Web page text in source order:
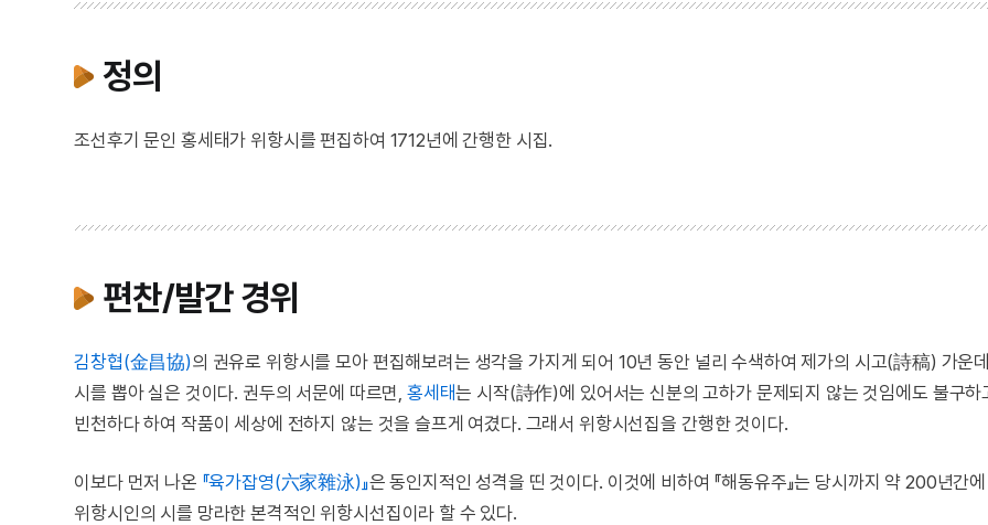
정의
조선후기 문인 홍세태가 위항시를 편집하여 1712년에 간행한 시집.
편찬/발간 경위
김창협(金昌協)의 권유로 위항시를 모아 편집해보려는 생각을 가지게 되어 10년 동안 널리 수색하여 제가의 시고(詩稿) 가운
시를 뽑아 실은 것이다. 권두의 서문에 따르면, 홍세태는 시작(詩作)에 있어서는 신분의 고하가 문제되지 않는 것임에도 불구하
빈천하다 하여 작품이 세상에 전하지 않는 것을 슬프게 여겼다. 그래서 위항시선집을 간행한 것이다.
이보다 먼저 나온 『육가잡영(六家雜泳)』은 동인지적인 성격을 띤 것이다. 이것에 비하여 『해동유주』는 당시까지 약 200년간
위항시인의 시를 망라한 본격적인 위항시선집이라 할 수 있다.